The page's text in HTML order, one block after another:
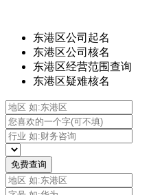
东港区公司起名
东港区公司核名
东港区经营范围查询
东港区疑难核名
免费查询